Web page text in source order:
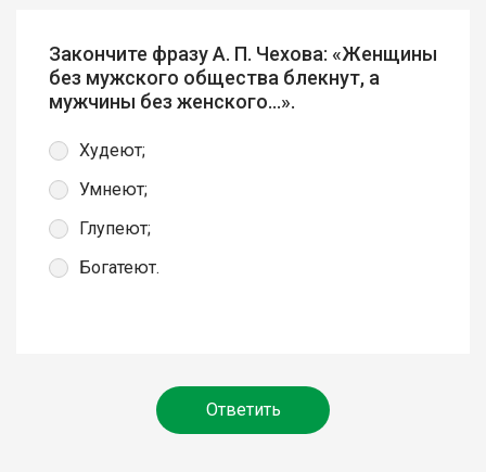
Закончите фразу А. П. Чехова: «Женщины
без мужского общества блекнут, а
мужчины без женского...».
Худеют;
Умнеют;
Глупеют;
Богатеют.
Ответить